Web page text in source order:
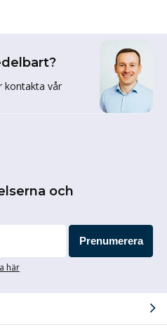
kontakta vår
och
Prenumerera
här